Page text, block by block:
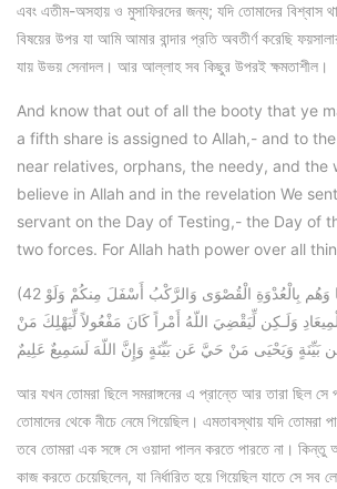
এবং এতীম-অসহায় ও মুসাফিরদের জন্য; যদি তোমাদের
বিষয়ের উপর যা আমি আমার বান্দার প্রতি অবতীর্ণ করেছি
যায় উভয় সেনাদল। আর আল্লাহ সব কিছুর উপরই ক্ষমতাশীল।
And know that out of all the booty that ye
a fifth share is assigned to Allah,- and to
near relatives, orphans, the needy, and the
believe in Allah and in the revelation We
servant on the Day of Testing,- the Day of
two forces. For Allah hath power over all
(42 إِذْ أَنتُم بِالْعُدْوَةِ الدُّنْيَا وَهُم بِالْعُدْوَةِ الْقُصْوَى وَالرَّكْبُ أَسْفَلَ مِنكُمْ وَلَوْ
وَلَـكِن لِّيَقْضِيَ اللّهُ أَمْراً كَانَ مَفْعُولاً لِّيَهْلِكَ مَنْ
بَيِّنَةٍ وَيَحْيَى مَنْ حَيَّ عَن بَيِّنَةٍ وَإِنَّ اللّهَ لَسَمِيعٌ عَلِيمٌ
আর যখন তোমরা ছিলে সমরাঙ্গনের এ প্রান্তে আর তারা ছিল সে
তোমাদের থেকে নীচে নেমে গিয়েছিল। এমতাবস্থায় যদি তোমরা
তবে তোমরা এক সঙ্গে সে ওয়াদা পালন করতে পারতে না।
কাজ করতে চেয়েছিলেন, যা নির্ধারিত হয়ে গিয়েছিল যাতে সে সব